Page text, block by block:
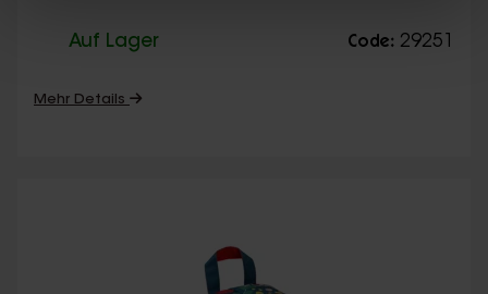
Auf Lager Code: 29251
Mehr Details